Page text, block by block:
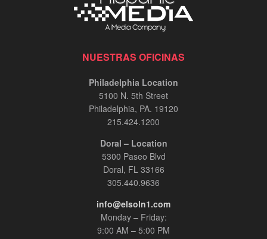
NUESTRAS OFICINAS
Philadelphia Location
5100 N. 5th Street
Philadelphia, PA. 19120
215.424.1200
Doral – Location
5300 Paseo Blvd
Doral, FL 33166
305.440.9636
info@elsoln1.com
Monday – Friday:
9:00 AM – 5:00 PM